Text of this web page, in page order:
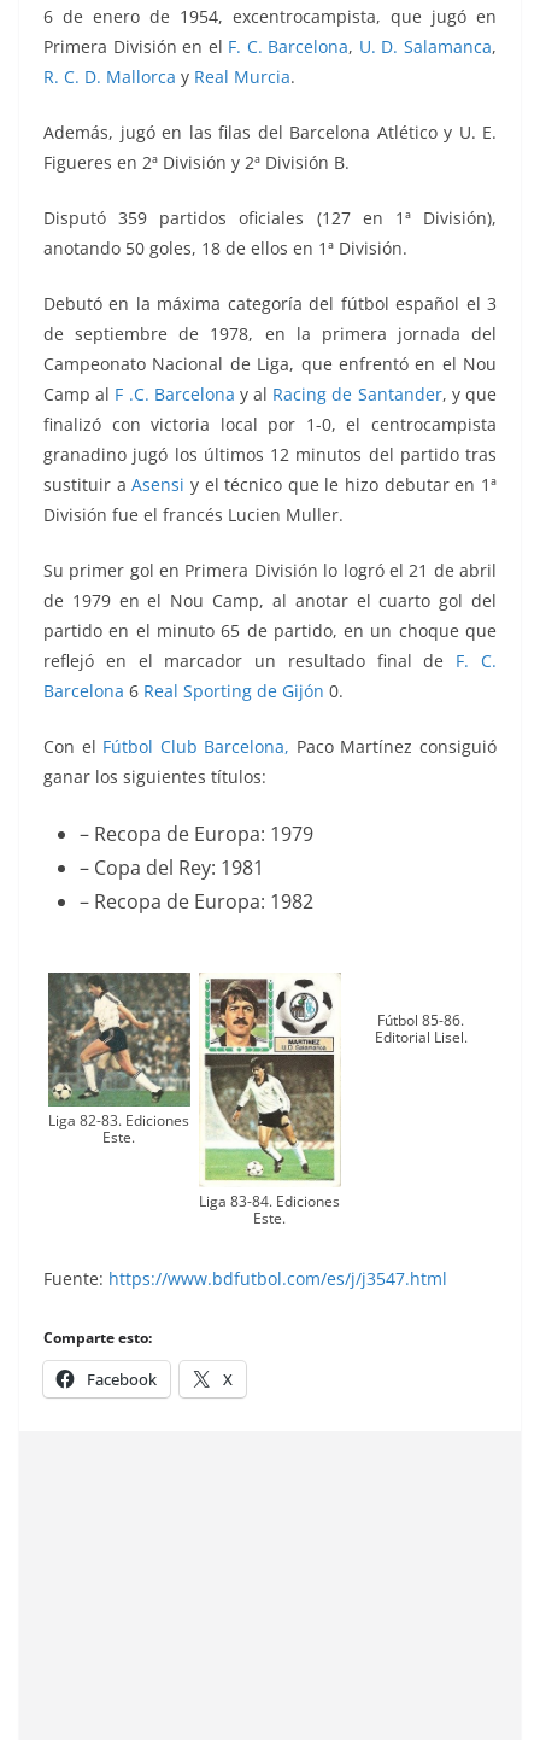
6 de enero de 1954, excentrocampista, que jugó en
Primera División en el F. C. Barcelona, U. D. Salamanca,
R. C. D. Mallorca y Real Murcia.
Además, jugó en las filas del Barcelona Atlético y U. E.
Figueres en 2ª División y 2ª División B.
Disputó 359 partidos oficiales (127 en 1ª División),
anotando 50 goles, 18 de ellos en 1ª División.
Debutó en la máxima categoría del fútbol español el 3
de septiembre de 1978, en la primera jornada del
Campeonato Nacional de Liga, que enfrentóen el Nou
Camp al F .C. Barcelona y al Racing de Santander, y que
finalizó con victoria local por 1-0, el centrocampista
granadino jugó los últimos 12 minutos del partido tras
sustituir aAsensi y el técnico que le hizo debutar en 1ª
División fue el francés Lucien Muller.
Su primer gol en Primera División lo logró el 21 de abril
de 1979 en el Nou Camp, al anotar el cuarto gol del
partido en el minuto 65 de partido, en un choque que
reflejó en el marcador un resultado final de F. C.
Barcelona 6 Real Sporting de Gijón 0.
Con el Fútbol Club Barcelona, Paco Martínez consiguió
ganar los siguientes títulos:
– Recopa de Europa: 1979
– Copa del Rey: 1981
– Recopa de Europa: 1982
Liga 82-83. Ediciones
Este.
Liga 83-84. Ediciones
Este.
Fútbol 85-86.
Editorial Lisel.
Fuente: https://www.bdfutbol.com/es/j/j3547.html
Comparte esto:
Facebook X